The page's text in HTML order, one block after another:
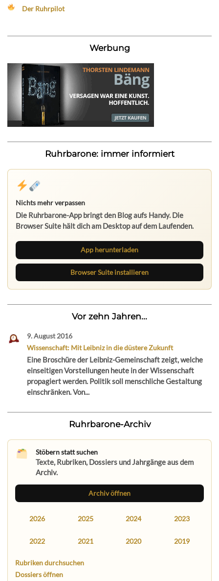
Der Ruhrpilot
Werbung
Ruhrbarone: immer informiert
Nichts mehr verpassen
Die Ruhrbarone-App bringt den Blog aufs Handy. Die
Browser Suite hält dich am Desktop auf dem Laufenden.
App herunterladen
Browser Suite installieren
Vor zehn Jahren...
9. August 2016
Wissenschaft: Mit Leibniz in die düstere Zukunft
Eine Broschüre der Leibniz-Gemeinschaft zeigt, welche
einseitigen Vorstellungen heute in der Wissenschaft
propagiert werden. Politik soll menschliche Gestaltung
einschränken. Von...
Ruhrbarone-Archiv
Stöbern statt suchen
Texte, Rubriken, Dossiers und Jahrgänge aus dem
Archiv.
Archiv öffnen
2026 2025 2024 2023
2022 2021 2020 2019
Rubriken durchsuchen
Dossiers öffnen